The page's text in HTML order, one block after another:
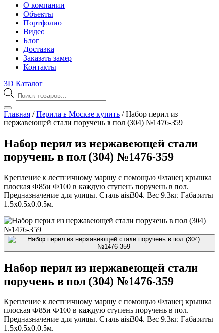
О компании
Объекты
Портфолио
Видео
Блог
Доставка
Заказать замер
Контакты
3D Каталог
Поиск
товаров
Главная /Перила в Москве купить /Набор перил из
нержавеющей стали поручень в пол (304) №1476-359
Набор перил из нержавеющей стали
поручень в пол (304) №1476-359
Крепление к лестничному маршу с помощью Фланец крышка
плоская Ф85и Ф100 в каждую ступень поручень в пол.
Предназначение для улицы. Сталь aisi304. Вес 9.3кг. Габариты
1.5х0.5х0.0.5м.
Набор перил из нержавеющей стали
поручень в пол (304) №1476-359
Крепление к лестничному маршу с помощью Фланец крышка
плоская Ф85и Ф100 в каждую ступень поручень в пол.
Предназначение для улицы. Сталь aisi304. Вес 9.3кг. Габариты
1.5х0.5х0.0.5м.